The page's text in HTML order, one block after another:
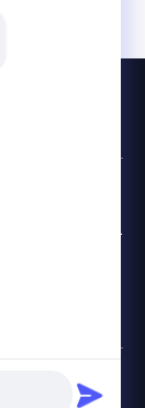
85345301
Sitemap